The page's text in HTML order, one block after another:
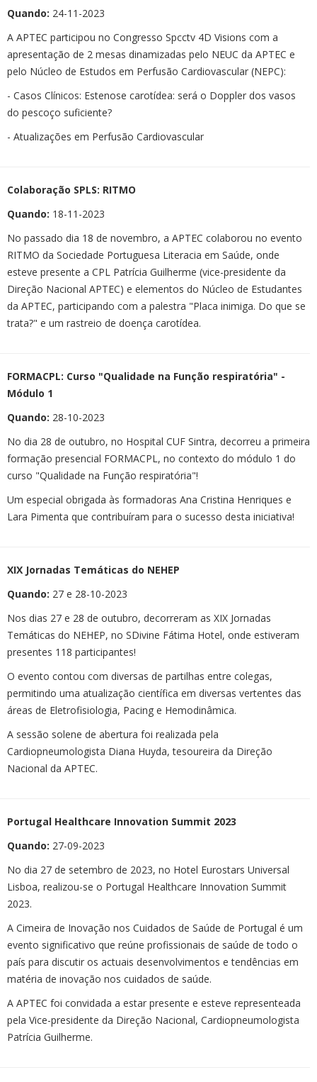
Quando: 24-11-2023
A APTEC participou no Congresso Spcctv 4D Visions com a
apresentação de 2 mesas dinamizadas pelo NEUC da APTEC e
pelo Núcleo de Estudos em Perfusão Cardiovascular (NEPC):
- Casos Clínicos: Estenose carotídea: será o Doppler dos vasos
do pescoço suficiente?
- Atualizações em Perfusão Cardiovascular
Colaboração SPLS: RITMO
Quando: 18-11-2023
No passado dia 18 de novembro, a APTEC colaborou no evento
RITMO da Sociedade Portuguesa Literacia em Saúde, onde
esteve presente a CPL Patrícia Guilherme (vice-presidente da
Direção Nacional APTEC) e elementos do Núcleo de Estudantes
da APTEC, participando com a palestra "Placa inimiga. Do que se
trata?" e um rastreio de doença carotídea.
FORMACPL: Curso "Qualidade na Função respiratória" -
Módulo 1
Quando: 28-10-2023
No dia 28 de outubro, no Hospital CUF Sintra, decorreu a primeira
formação presencial FORMACPL, no contexto do módulo 1 do
curso "Qualidade na Função respiratória"!
Um especial obrigada às formadoras Ana Cristina Henriques e
Lara Pimenta que contribuíram para o sucesso desta iniciativa!
XIX Jornadas Temáticas do NEHEP
Quando: 27 e 28-10-2023
Nos dias 27 e 28 de outubro, decorreram as XIX Jornadas
Temáticas do NEHEP, no SDivine Fátima Hotel, onde estiveram
presentes 118 participantes!
O evento contou com diversas de partilhas entre colegas,
permitindo uma atualização científica em diversas vertentes das
áreas de Eletrofisiologia, Pacing e Hemodinâmica.
A sessão solene de abertura foi realizada pela
Cardiopneumologista Diana Huyda, tesoureira da Direção
Nacional da APTEC.
Portugal Healthcare Innovation Summit 2023
Quando: 27-09-2023
No dia 27 de setembro de 2023, no Hotel Eurostars Universal
Lisboa, realizou-se o Portugal Healthcare Innovation Summit
2023.
A Cimeira de Inovação nos Cuidados de Saúde de Portugal é um
evento significativo que reúne profissionais de saúde de todo o
país para discutir os actuais desenvolvimentos e tendências em
matéria de inovação nos cuidados de saúde.
A APTEC foi convidada a estar presente e esteve representeada
pela Vice-presidente da Direção Nacional, Cardiopneumologista
Patrícia Guilherme.